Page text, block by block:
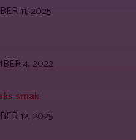
11, 2025
4, 2022
smak
12, 2025